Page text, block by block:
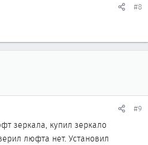
#8
#9
зеркала, купил зеркало
люфта нет. Установил